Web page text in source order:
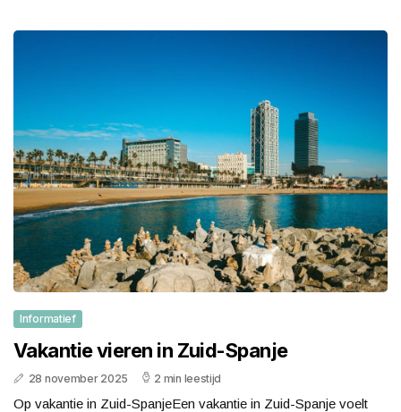
Informatief
Vakantie vieren in Zuid-Spanje
28 november 2025 2 min leestijd
Op vakantie in Zuid-SpanjeEen vakantie in Zuid-Spanje voelt